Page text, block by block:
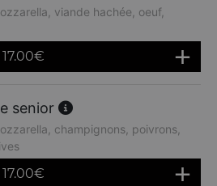
viande hachée, oeuf,
17.00€
senior
champignons, poivrons,
17.00€